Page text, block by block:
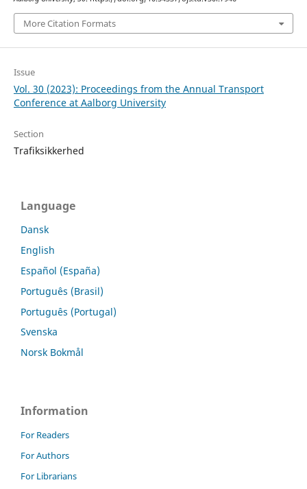
More Citation Formats
Issue
Vol. 30 (2023): Proceedings from the Annual Transport
Conference at Aalborg University
Section
Trafiksikkerhed
Language
Dansk
English
Español (España)
Português (Brasil)
Português (Portugal)
Svenska
Norsk Bokmål
Information
For Readers
For Authors
For Librarians